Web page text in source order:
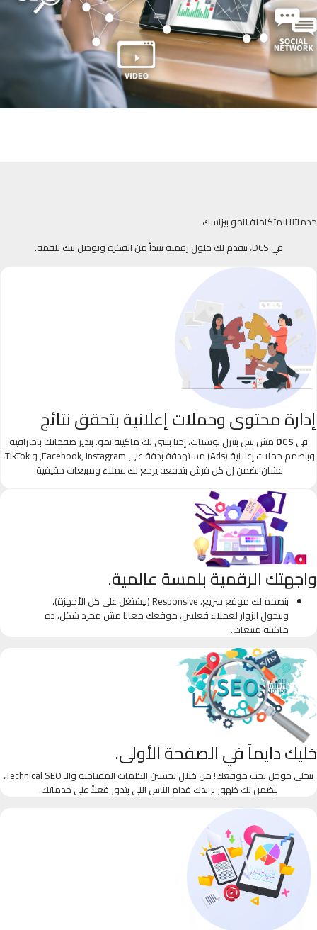
خدماتنا المتكاملة لنمو بيزنسك
في DCS، بنقدم لك حلول رقمية بتبدأ من الفكرة وتوصل بيك للقمة.
إدارة محتوى وحملات إعلانية بتحقق نتائج
في DCS مش بس بننزل بوستات، إحنا بنبني لك ماكينة نمو. بندير صفحاتك باحترافية
وبنصمم حملات إعلانية (Ads) مستهدفة بدقة على Facebook, Instagram, و TikTok،
عشان نضمن إن كل قرش بتدفعه يرجع لك عملاء ومبيعات حقيقية.
واجهتك الرقمية بلمسة عالمية.
بنصمم لك موقع سريع، Responsive (بيشتغل على كل الأجهزة)،
وبيحول الزوار لعملاء فعليين. موقعك معانا مش مجرد شكل، ده
ماكينة مبيعات.
خليك دايماً في الصفحة الأولى.
بنخلي جوجل يحب موقعك! من خلال تحسين الكلمات المفتاحية والـ Technical SEO،
بنضمن لك ظهور براندك قدام الناس اللي بتدور فعلاً على خدماتك.